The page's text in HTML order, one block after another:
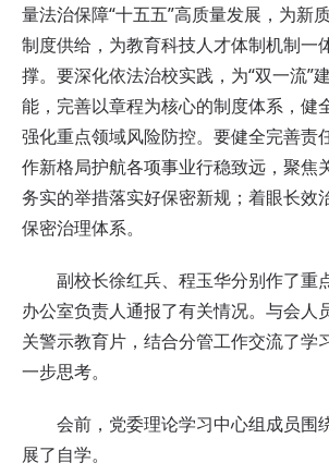
量法治保障“十五五”高质量发展，为新
制度供给，为教育科技人才体制机制一
撑。要深化依法治校实践，为“双一流”
能，完善以章程为核心的制度体系，健
强化重点领域风险防控。要健全完善责
作新格局护航各项事业行稳致远，聚焦
务实的举措落实好保密新规；着眼长效
保密治理体系。
副校长徐红兵、程玉华分别作了重
办公室负责人通报了有关情况。与会人
关警示教育片，结合分管工作交流了学
一步思考。
会前，党委理论学习中心组成员围
展了自学。